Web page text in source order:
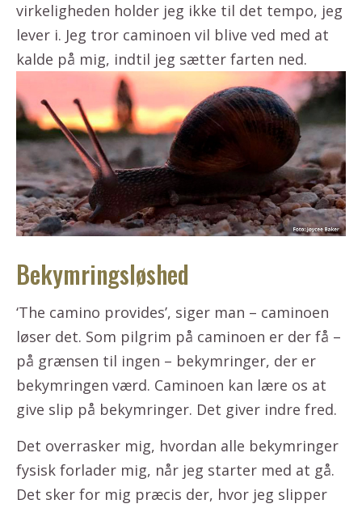
virkeligheden holder jeg ikke til det tempo, jeg
lever i. Jeg tror caminoen vil blive ved med at
kalde på mig, indtil jeg sætter farten ned.
Bekymringsløshed
‘The camino provides’, siger man – caminoen
løser det. Som pilgrim på caminoen er der få –
på grænsen til ingen – bekymringer, der er
bekymringen værd. Caminoen kan lære os at
give slip på bekymringer. Det giver indre fred.
Det overrasker mig, hvordan alle bekymringer
fysisk forlader mig, når jeg starter med at gå.
Det sker for mig præcis der, hvor jeg slipper